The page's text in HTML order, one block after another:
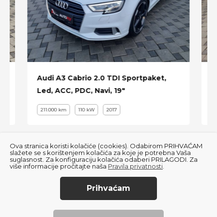
Senzori za tlak u gumama
Parking senzori
Tempomat
Zatamnjena stakla
Zatamnjivanje retrovizora
19" alu sa odličnim Hankook gumama
Audi A3 Cabrio 2.0 TDI Sportpaket,
Led, ACC, PDC, Navi, 19"
211.000 km 110 kW 2017
© 2022 . All Rights Reserved.
Ova stranica koristi kolačiće (cookies). Odabirom PRIHVAĆAM
slažete se s korištenjem kolačića za koje je potrebna Vaša
suglasnost. Za konfiguraciju kolačića odaberi PRILAGODI. Za
više informacije pročitajte naša Pravila privatnosti
Prihvaćam